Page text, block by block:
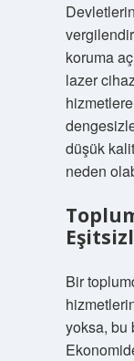
koruma
lazer
düşük
neden
Bir
yoksa, bu